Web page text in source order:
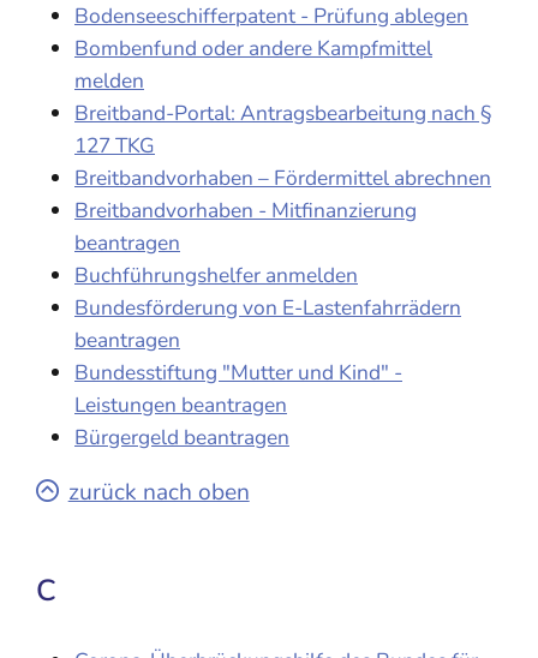
Bodenseeschifferpatent - Prüfung ablegen
Bombenfund oder andere Kampfmittel
melden
Breitband-Portal: Antragsbearbeitung nach §
127 TKG
Breitbandvorhaben – Fördermittel abrechnen
Breitbandvorhaben - Mitfinanzierung
beantragen
Buchführungshelfer anmelden
Bundesförderung von E-Lastenfahrrädern
beantragen
Bundesstiftung "Mutter und Kind" -
Leistungen beantragen
Bürgergeld beantragen
zurück nach oben
C